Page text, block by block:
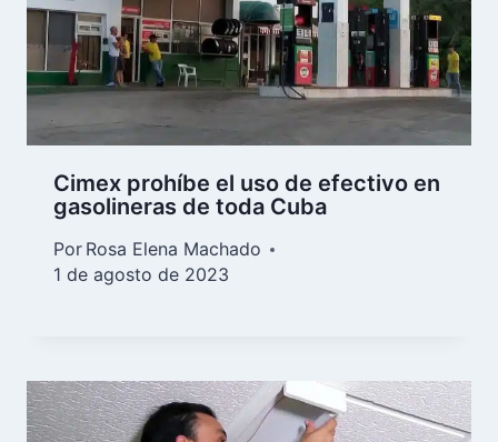
Cimex prohíbe el uso de efectivo en
gasolineras de toda Cuba
Por Rosa Elena Machado
1 de agosto de 2023